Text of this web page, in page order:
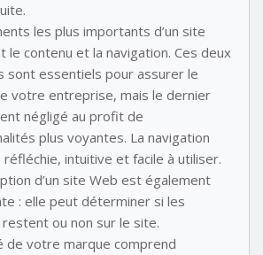
les plus importants d’un site
le contenu et la navigation. Ces deux
sont essentiels pour assurer le
votre entreprise, mais le dernier
négligé au profit de
plus voyantes. La navigation
intuitive et facile à utiliser.
d’un site Web est également
: elle peut déterminer si les
ou non sur le site.
de votre marque comprend